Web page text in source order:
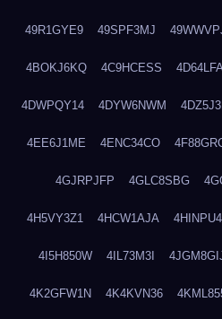
49R1GYE9 49SPF3MJ
4BOKJ6KQ 4C9HCESS
4DWPQY14 4DYW6NWM
4EE6J1ME 4ENC34CO
4GJRPJFP 4GLC8SBG
4H5VY3Z1 4HCW1AJA
4I5H850W 4IL73M3I
4K2GFW1N 4K4KVN36